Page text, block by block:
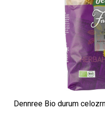
Dennree Bio durum